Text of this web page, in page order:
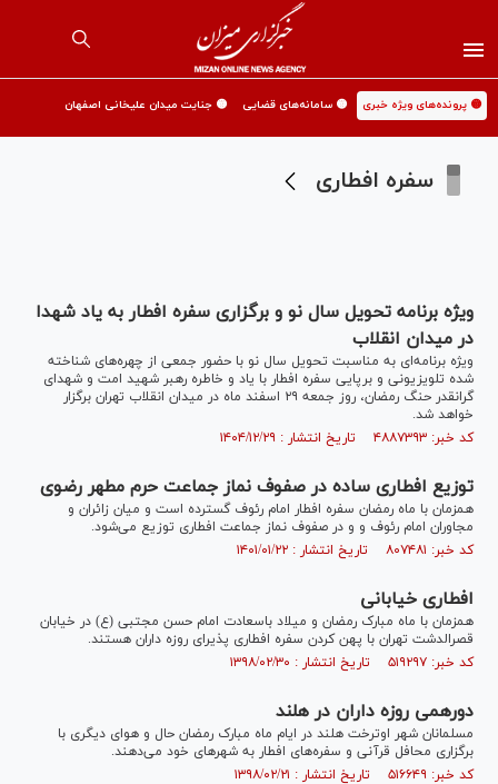
🟡 پرونده‌های ویژه خبری 🟡 سامانه‌های قضایی 🟡 جنایت میدان علیخانی اصفهان
سفره افطاری
ویژه برنامه تحویل سال نو و برگزاری سفره افطار به یاد شهدا
در میدان انقلاب
ویژه برنامه‌ای به مناسبت تحویل سال نو با حضور جمعی از چهره‌های شناخته
شده تلویزیونی و برپایی سفره افطار با یاد و خاطره رهبر شهید امت و شهدای
گرانقدر حنگ رمضان، روز جمعه ۲۹ اسفند ماه در میدان انقلاب تهران برگزار
خواهد شد.
کد خبر: ۴۸۸۷۳۹۳ تاریخ انتشار : ۱۴۰۴/۱۲/۲۹
توزیع افطاری ساده در صفوف نماز جماعت حرم مطهر رضوی
همزمان با ماه رمضان سفره افطار امام رئوف گسترده است و میان زائران و
مجاوران امام رئوف و و در صفوف نماز جماعت افطاری توزیع می‌شود.
کد خبر: ۸۰۷۴۸۱ تاریخ انتشار : ۱۴۰۱/۰۱/۲۲
افطاری خیابانی
همزمان با ماه مبارک رمضان و میلاد باسعادت امام حسن مجتبی (ع) در خیابان
قصرالدشت تهران با پهن کردن سفره افطاری پذیرای روزه داران هستند.
کد خبر: ۵۱۹۲۹۷ تاریخ انتشار : ۱۳۹۸/۰۲/۳۰
دورهمی روزه داران در هلند
مسلمانان شهر اوترخت هلند در ایام ماه مبارک رمضان حال و هوای دیگری با
برگزاری محافل قرآنی و سفره‌های افطار به شهر‌های خود می‌دهند.
کد خبر: ۵۱۶۶۴۹ تاریخ انتشار : ۱۳۹۸/۰۲/۲۱